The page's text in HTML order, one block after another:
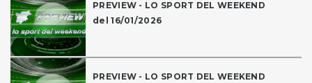
PREVIEW - LO SPORT DEL WEEKEND
del 16/01/2026
PREVIEW - LO SPORT DEL WEEKEND